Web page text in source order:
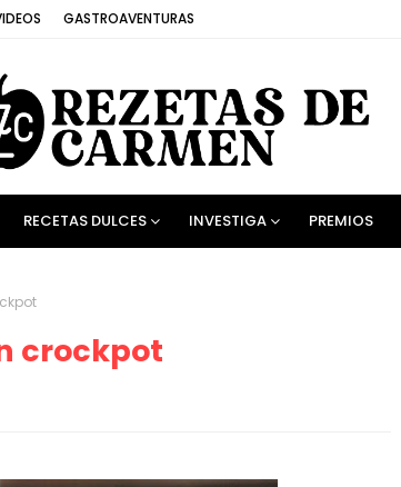
GASTROAVENTURAS
RECETAS DULCES INVESTIGA PREMIOS
crockpot